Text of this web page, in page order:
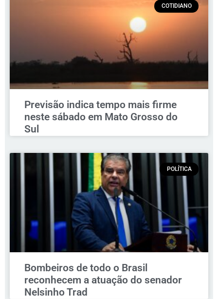
COTIDIANO
Previsão indica tempo mais firme
neste sábado em Mato Grosso do
Sul
POLÍTICA
Bombeiros de todo o Brasil
reconhecem a atuação do senador
Nelsinho Trad